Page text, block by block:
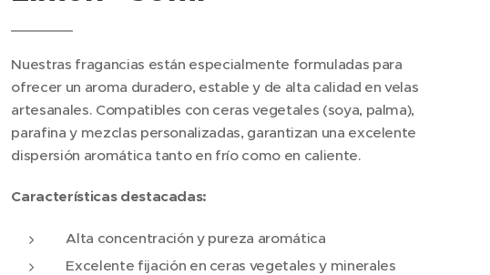
Nuestras fragancias están especialmente formuladas para
ofrecer un aroma duradero, estable y de alta calidad en velas
artesanales. Compatibles con ceras vegetales (soya, palma),
parafina y mezclas personalizadas, garantizan una excelente
dispersión aromática tanto en frío como en caliente.
Características destacadas:
Alta concentración y pureza aromática
Excelente fijación en ceras vegetales y minerales